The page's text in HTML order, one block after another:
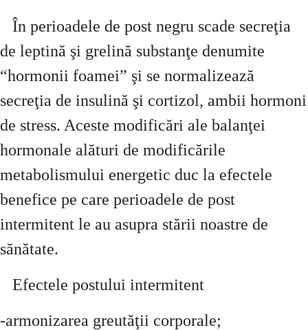
În perioadele de post negru scade secreţia
de leptină şi grelină substanţe denumite
“hormonii foamei” şi se normalizează
secreţia de insulină şi cortizol, ambii hormoni
de stress. Aceste modificări ale balanţei
hormonale alături de modificările
metabolismului energetic duc la efectele
benefice pe care perioadele de post
intermitent le au asupra stării noastre de
sănătate.
Efectele postului intermitent
-armonizarea greutăţii corporale;